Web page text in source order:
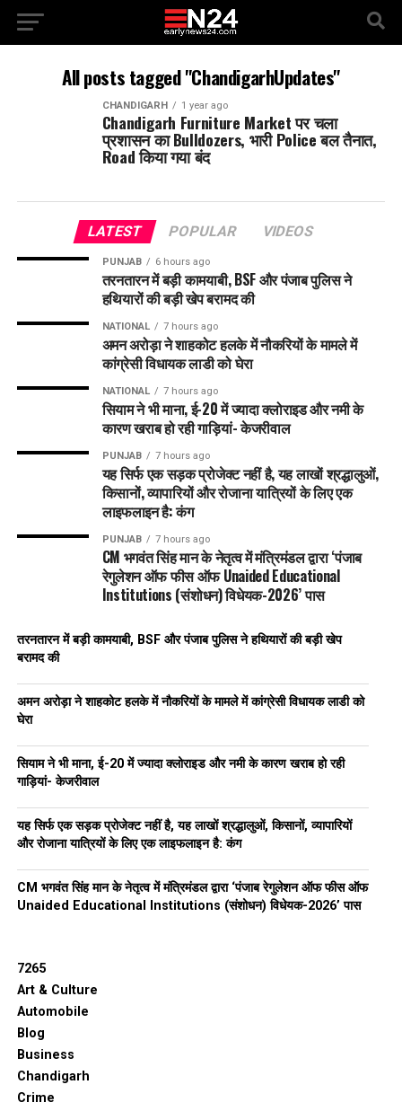
All posts tagged "ChandigarhUpdates"
CHANDIGARH 1 year ago
Chandigarh Furniture Market पर चला
प्रशासन का Bulldozers, भारी Police बल तैनात,
Road किया गया बंद
LATEST POPULAR VIDEOS
PUNJAB 6 hours ago
तरनतारन में बड़ी कामयाबी, BSF और पंजाब पुलिस ने
हथियारों की बड़ी खेप बरामद की
NATIONAL 7 hours ago
अमन अरोड़ा ने शाहकोट हलके में नौकरियों के मामले में
कांग्रेसी विधायक लाडी को घेरा
NATIONAL 7 hours ago
सियाम ने भी माना, ई-20 में ज्यादा क्लोराइड और नमी के
कारण खराब हो रही गाड़ियां- केजरीवाल
PUNJAB 7 hours ago
यह सिर्फ एक सड़क प्रोजेक्ट नहीं है, यह लाखों श्रद्धालुओं,
किसानों, व्यापारियों और रोजाना यात्रियों के लिए एक
लाइफलाइन है: कंग
PUNJAB 7 hours ago
CM भगवंत सिंह मान के नेतृत्व में मंत्रिमंडल द्वारा ‘पंजाब
रेगुलेशन ऑफ फीस ऑफ Unaided Educational
Institutions (संशोधन) विधेयक-2026’ पास
तरनतारन में बड़ी कामयाबी, BSF और पंजाब पुलिस ने हथियारों की बड़ी खेप
बरामद की
अमन अरोड़ा ने शाहकोट हलके में नौकरियों के मामले में कांग्रेसी विधायक लाडी को
घेरा
सियाम ने भी माना, ई-20 में ज्यादा क्लोराइड और नमी के कारण खराब हो रही
गाड़ियां- केजरीवाल
यह सिर्फ एक सड़क प्रोजेक्ट नहीं है, यह लाखों श्रद्धालुओं, किसानों, व्यापारियों
और रोजाना यात्रियों के लिए एक लाइफलाइन है: कंग
CM भगवंत सिंह मान के नेतृत्व में मंत्रिमंडल द्वारा ‘पंजाब रेगुलेशन ऑफ फीस ऑफ
Unaided Educational Institutions (संशोधन) विधेयक-2026’ पास
7265
Art & Culture
Automobile
Blog
Business
Chandigarh
Crime